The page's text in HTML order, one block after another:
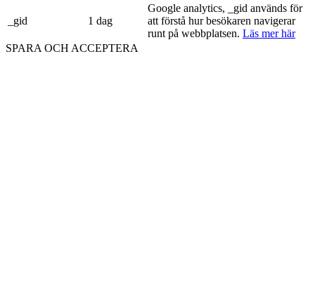
_gid 1 dag
Google analytics, _gid används för
att förstå hur besökaren navigerar
runt på webbplatsen. Läs mer här
SPARA OCH ACCEPTERA